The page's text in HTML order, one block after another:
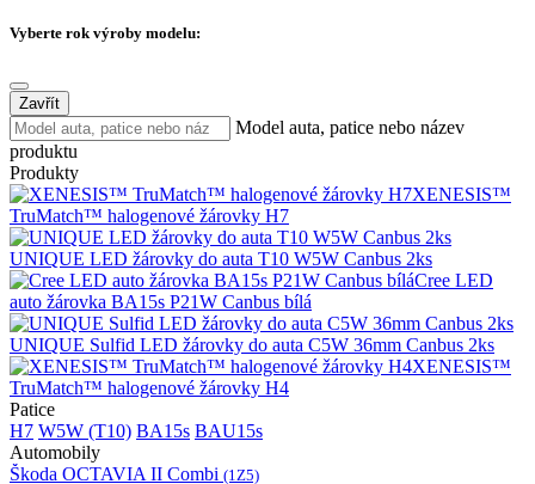
Vyberte rok výroby modelu:
Zavřít
Model auta, patice nebo název
produktu
Produkty
XENESIS™
TruMatch™ halogenové žárovky H7
UNIQUE LED žárovky do auta T10 W5W Canbus 2ks
Cree LED
auto žárovka BA15s P21W Canbus bílá
UNIQUE Sulfid LED žárovky do auta C5W 36mm Canbus 2ks
XENESIS™
TruMatch™ halogenové žárovky H4
Patice
H7 W5W (T10) BA15s BAU15s
Automobily
Škoda OCTAVIA II Combi (1Z5)